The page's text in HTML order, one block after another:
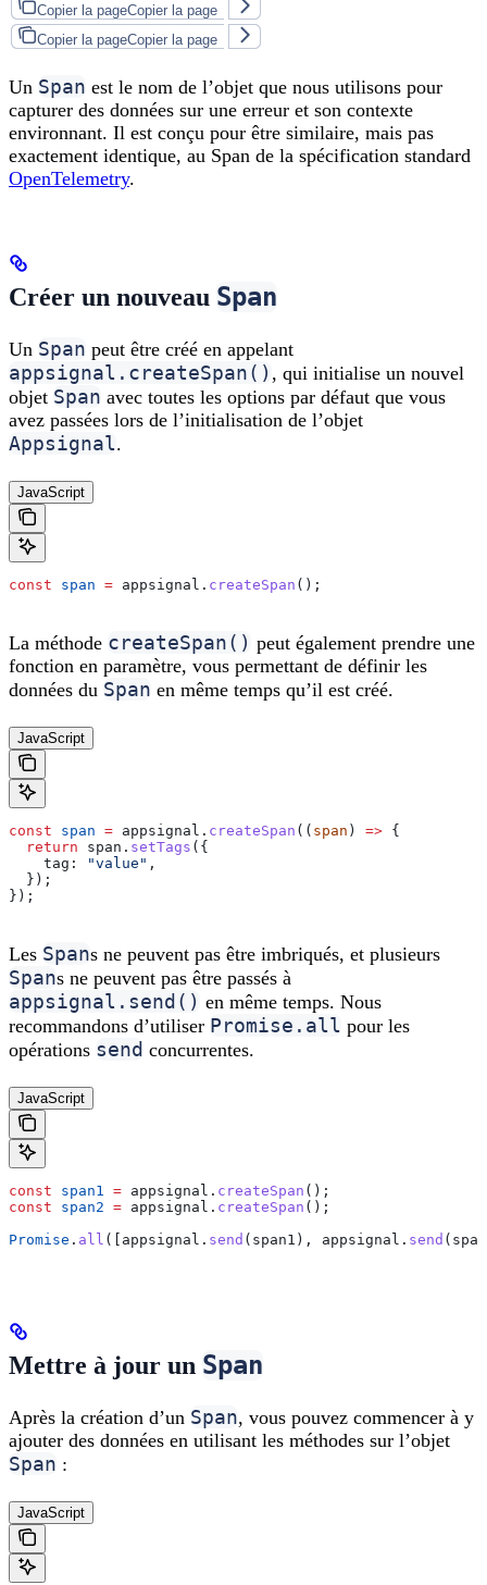
Copier la pageCopier la page
Copier la pageCopier la page
Un Span est le nom de l’objet que nous utilisons pour
capturer des données sur une erreur et son contexte
environnant. Il est conçu pour être similaire, mais pas
exactement identique, au Span de la spécification standard
OpenTelemetry.
Créer un nouveau Span
Un Span peut être créé en appelant
appsignal.createSpan() , qui initialise un nouvel
objet Span avec toutes les options par défaut que vous
avez passées lors de l’initialisation de l’objet
Appsignal.
JavaScript
const span = appsignal . createSpan ();
La méthode createSpan() peut également prendre une
fonction en paramètre, vous permettant de définir les
données du Span en même temps qu’il est créé.
JavaScript
const span = appsignal . createSpan (( span ) => {
  return
span . setTags ({
    tag:
"value" ,
  });
});
Les Spans ne peuvent pas être imbriqués, et plusieurs
Spans ne peuvent pas être passés à
appsignal.send() en même temps. Nous
recommandons d’utiliser Promise.all pour les
opérations send concurrentes.
JavaScript
const span1 = appsignal . createSpan ();
const span2 = appsignal . createSpan ();
Promise . all ([ appsignal . send ( span1 ), appsignal . send (
Mettre à jour un Span
Après la création d’un Span, vous pouvez commencer à y
ajouter des données en utilisant les méthodes sur l’objet
Span :
JavaScript